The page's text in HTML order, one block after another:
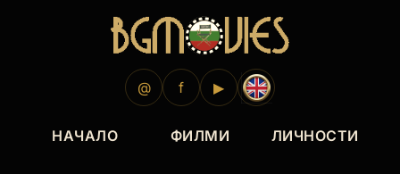
@ f ▶
НАЧАЛО ФИЛМИ ЛИЧНОСТИ